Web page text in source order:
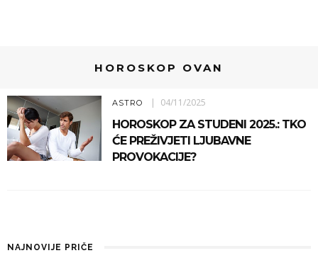
HOROSKOP OVAN
ASTRO 04/11/2025
HOROSKOP ZA STUDENI 2025.: TKO
ĆE PREŽIVJETI LJUBAVNE
PROVOKACIJE?
NAJNOVIJE PRIČE